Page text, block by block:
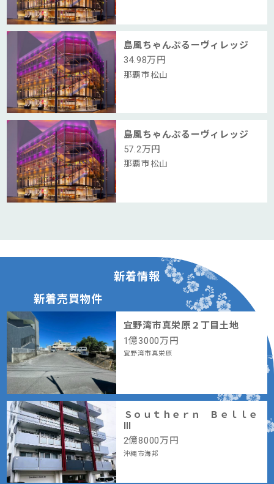
島風ちゃんぷるーヴィレッジ
34.98万円
那覇市松山
島風ちゃんぷるーヴィレッジ
57.2万円
那覇市松山
新着情報
新着売買物件
宜野湾市真栄原２丁目土地
1億3000万円
宜野湾市真栄原
Ｓｏｕｔｈｅｒｎ Ｂｅｌｌｅ
Ⅲ
2億8000万円
沖縄市海邦